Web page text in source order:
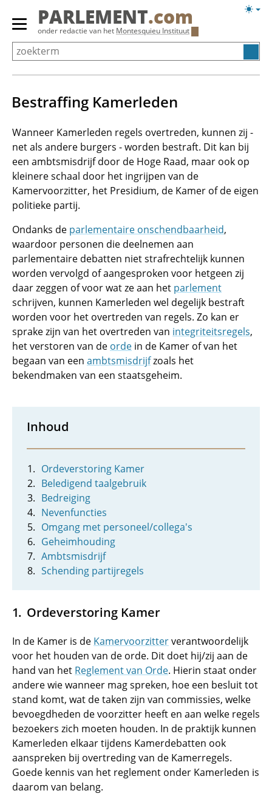
Overslaan
Primair
menu
tonen/verbergen
PARLEMENT.com
onder redactie van het Montesquieu Instituut
Bestraffing Kamerleden
Wanneer Kamerleden regels overtreden, kunnen zij -
net als andere burgers - worden bestraft. Dit kan bij
een ambtsmisdrijf door de Hoge Raad, maar ook op
kleinere schaal door het ingrijpen van de
Kamervoorzitter, het Presidium, de Kamer of de eigen
politieke partij.
Ondanks de parlementaire onschendbaarheid,
waardoor personen die deelnemen aan
parlementaire debatten niet strafrechtelijk kunnen
worden vervolgd of aangesproken voor hetgeen zij
daar zeggen of voor wat ze aan het parlement
schrijven, kunnen Kamerleden wel degelijk bestraft
worden voor het overtreden van regels. Zo kan er
sprake zijn van het overtreden van integriteitsregels,
het verstoren van de orde in de Kamer of van het
begaan van een ambtsmisdrijfzoals het
bekendmaken van een staatsgeheim.
Inhoud
Ordeverstoring Kamer
Beledigend taalgebruik
Bedreiging
Nevenfuncties
Omgang met personeel/collega's
Geheimhouding
Ambtsmisdrijf
Schending partijregels
Ordeverstoring Kamer
In de Kamer is de Kamervoorzitterverantwoordelijk
voor het houden van de orde. Dit doet hij/zij aan de
hand van het Reglement van Orde. Hierin staat onder
andere wie wanneer mag spreken, hoe een besluit tot
stand komt, wat de taken zijn van commissies, welke
bevoegdheden de voorzitter heeft en aan welke regels
bezoekers zich moeten houden. In de praktijk kunnen
Kamerleden elkaar tijdens Kamerdebatten ook
aanspreken bij overtreding van de Kamerregels.
Goede kennis van het reglement onder Kamerleden is
daarom van belang.